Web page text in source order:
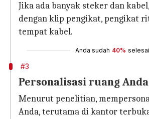
Jika ada banyak steker dan
dengan klip pengikat, pengikat
tempat kabel.
Anda sudah 40% selesai
#3
Personalisasi ruang Anda
Menurut penelitian,
Anda, terutama di kantor